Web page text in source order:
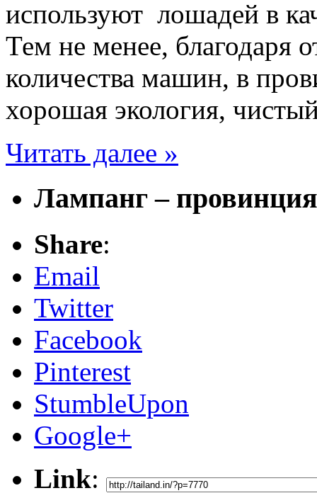
используют лошадей в
Тем не менее, благодаря
количества машин, в
хорошая экология,
Читать далее »
Лампанг –
Share:
Email
Twitter
Facebook
Pinterest
StumbleUpon
Google+
Link: